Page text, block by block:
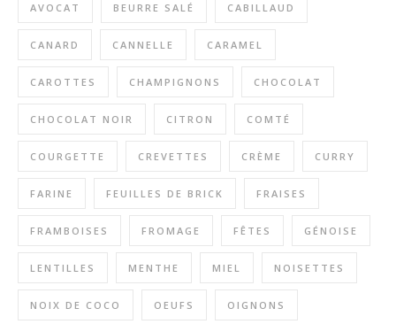
AVOCAT BEURRE SALÉ CABILLAUD
CANARD CANNELLE CARAMEL
CAROTTES CHAMPIGNONS CHOCOLAT
CHOCOLAT NOIR CITRON COMTÉ
COURGETTE CREVETTES CRÈME CURRY
FARINE FEUILLES DE BRICK FRAISES
FRAMBOISES FROMAGE FÊTES GÉNOISE
LENTILLES MENTHE MIEL NOISETTES
NOIX DE COCO OEUFS OIGNONS